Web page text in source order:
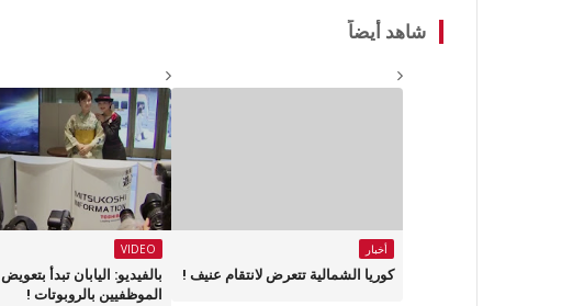
شاهد أيضاً
أخبار
كوريا الشمالية تتعرض لانتقام عنيف !
VIDEO
بالفيديو: اليابان تبدأ بتعويض
الموظفيين بالروبوتات !